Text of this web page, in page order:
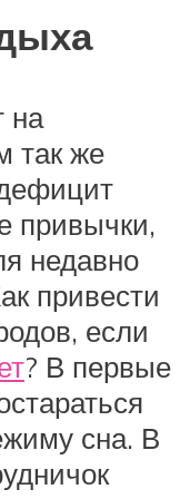
на
так же
привычки,
недавно
привести
если
? В первые
сна. В